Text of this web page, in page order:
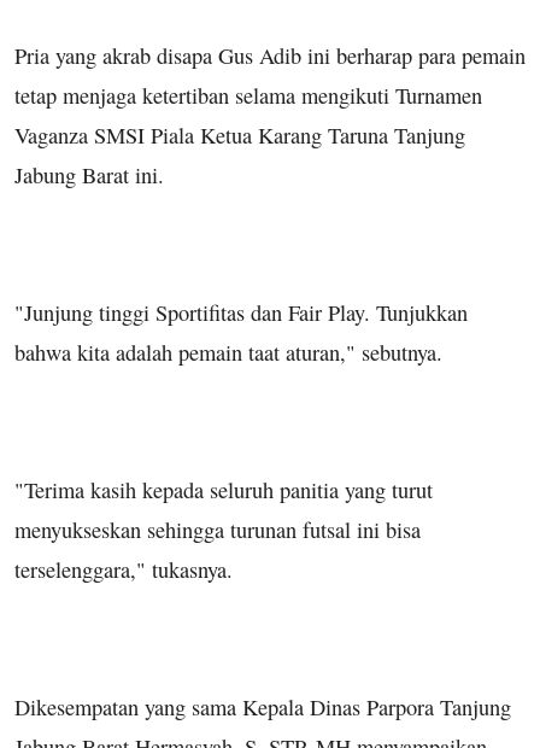
Pria yang akrab disapa Gus Adib ini berharap para pemain
tetap menjaga ketertiban selama mengikuti Turnamen
Vaganza SMSI Piala Ketua Karang Taruna Tanjung
Jabung Barat ini.
"Junjung tinggi Sportifitas dan Fair Play. Tunjukkan
bahwa kita adalah pemain taat aturan," sebutnya.
"Terima kasih kepada seluruh panitia yang turut
menyukseskan sehingga turunan futsal ini bisa
terselenggara," tukasnya.
Dikesempatan yang sama Kepala Dinas Parpora Tanjung